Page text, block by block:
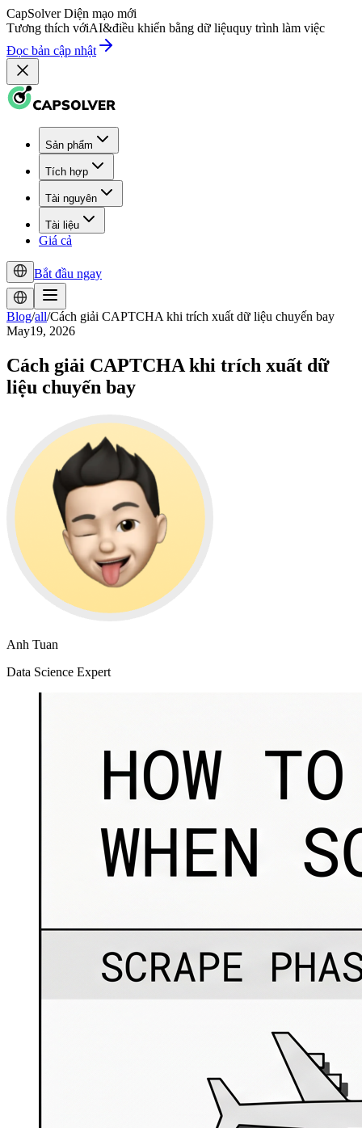
CapSolver Diện mạo mới
Tương thích vớiAI&điều khiển bằng dữ liệuquy trình làm việc
Đọc bản cập nhật
Sản phẩm
Tích hợp
Tài nguyên
Tài liệu
Giá cả
Bắt đầu ngay
Blog/all/Cách giải CAPTCHA khi trích xuất dữ liệu chuyến bay
May19, 2026
Cách giải CAPTCHA khi trích xuất dữ
liệu chuyến bay
Anh Tuan
Data Science Expert